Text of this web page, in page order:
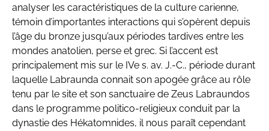
analyser les caractéristiques de la culture carienne,
témoin d’importantes interactions qui s’opèrent depuis
l’âge du bronze jusqu’aux périodes tardives entre les
mondes anatolien, perse et grec. Si l’accent est
principalement mis sur le IVe s. av. J.-C., période durant
laquelle Labraunda connait son apogée grâce au rôle
tenu par le site et son sanctuaire de Zeus Labraundos
dans le programme politico-religieux conduit par la
dynastie des Hékatomnides, il nous paraît cependant